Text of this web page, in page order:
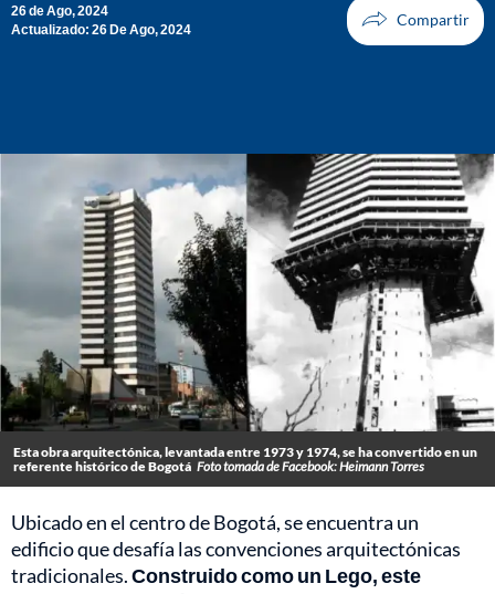
26 de Ago, 2024
Actualizado: 26 De Ago, 2024
Esta obra arquitectónica, levantada entre 1973 y 1974, se ha convertido en un
referente histórico de Bogotá Foto tomada de Facebook: Heimann Torres
Ubicado en el centro de Bogotá, se encuentra un
edificio que desafía las convenciones arquitectónicas
tradicionales.Construido como un Lego, este